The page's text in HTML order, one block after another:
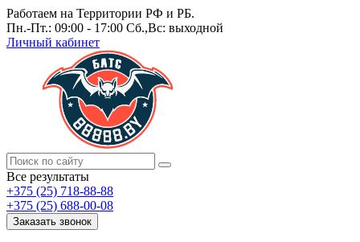
Работаем на Территории РФ и РБ.
Пн.-Пт.: 09:00 - 17:00 Сб.,Вс: выходной
Личный кабинет
Все результаты
+375 (25) 718-88-88
+375 (25) 688-00-08
Заказать звонок